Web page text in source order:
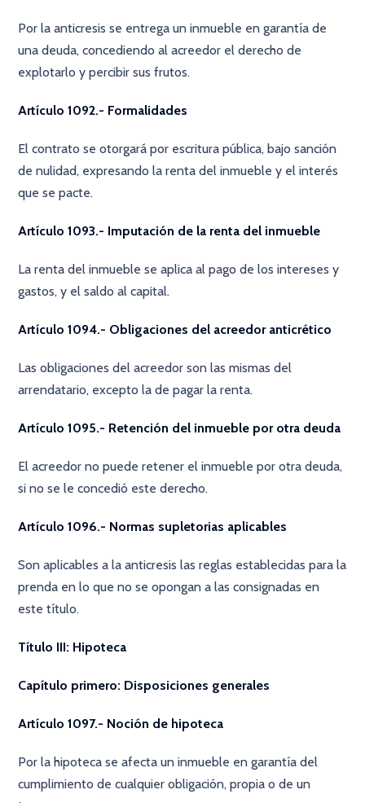
Por la anticresis se entrega un inmueble en garantía de
una deuda, concediendo al acreedor el derecho de
explotarlo y percibir sus frutos.
Artículo 1092.- Formalidades
El contrato se otorgará por escritura pública, bajo sanción
de nulidad, expresando la renta del inmueble y el interés
que se pacte.
Artículo 1093.- Imputación de la renta del inmueble
La renta del inmueble se aplica al pago de los intereses y
gastos, y el saldo al capital.
Artículo 1094.- Obligaciones del acreedor anticrético
Las obligaciones del acreedor son las mismas del
arrendatario, excepto la de pagar la renta.
Artículo 1095.- Retención del inmueble por otra deuda
El acreedor no puede retener el inmueble por otra deuda,
si no se le concedió este derecho.
Artículo 1096.- Normas supletorias aplicables
Son aplicables a la anticresis las reglas establecidas para la
prenda en lo que no se opongan a las consignadas en
este título.
Título III: Hipoteca
Capítulo primero: Disposiciones generales
Artículo 1097.- Noción de hipoteca
Por la hipoteca se afecta un inmueble en garantía del
cumplimiento de cualquier obligación, propia o de un